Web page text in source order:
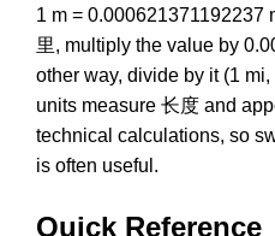
1 m = 0.000621371192237
里, multiply the value by
other way, divide by it (1
units measure 长度 and
technical calculations, so
is often useful.
Quick Reference